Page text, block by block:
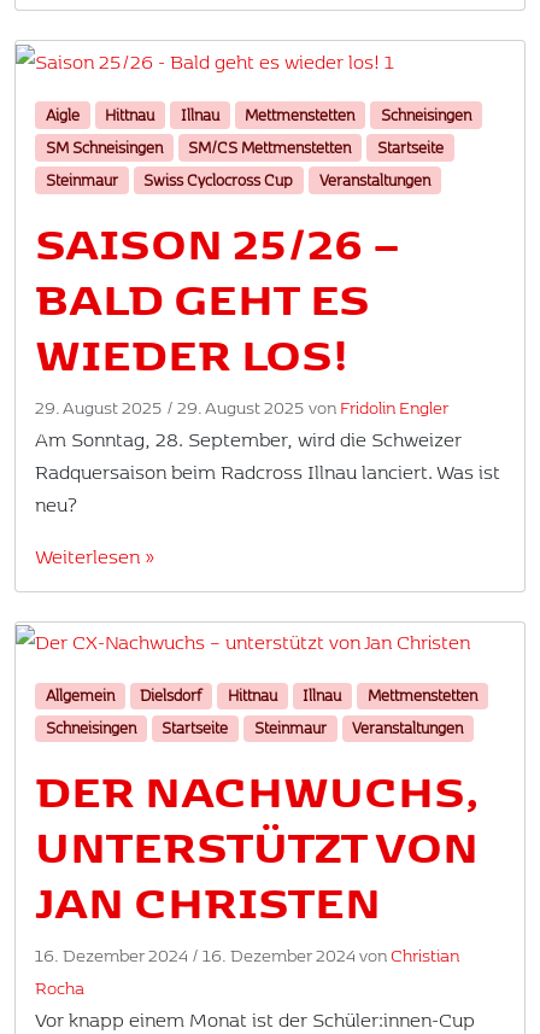
Aigle Hittnau Illnau Mettmenstetten
Schneisingen
SM Schneisingen
SM/CS Mettmenstetten
Startseite
Steinmaur
Swiss Cyclocross Cup Veranstaltungen
SAISON 25/26 –
BALD GEHT ES
WIEDER LOS!
29. August 2025 / 29. August 2025 von Fridolin Engler
Am Sonntag, 28. September, wird die Schweizer
Radquersaison beim Radcross Illnau lanciert. Was ist
neu?
Weiterlesen »
Allgemein Dielsdorf Hittnau Illnau
Mettmenstetten
Schneisingen
Startseite Steinmaur Veranstaltungen
DER NACHWUCHS,
UNTERSTÜTZT VON
JAN CHRISTEN
16. Dezember 2024 / 16. Dezember 2024 vonChristian
Rocha
Vor knapp einem Monat ist der Schüler:innen-Cup